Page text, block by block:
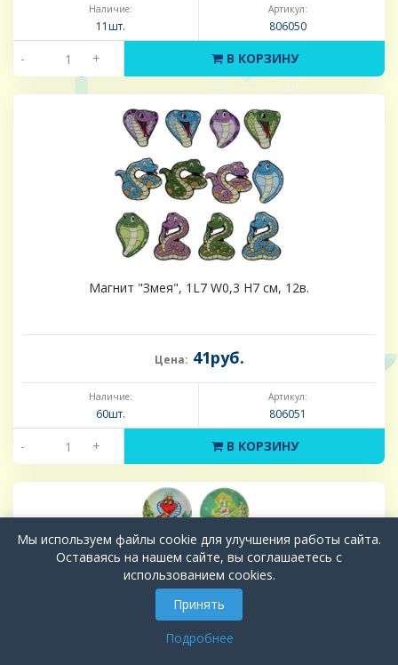
Наличие:
11шт.
Артикул:
806050
- + В КОРЗИНУ
Магнит "Змея", 1L7 W0,3 H7 см, 12в.
Цена: 41руб.
Наличие:
60шт.
Артикул:
806051
- + В КОРЗИНУ
Мы используем файлы cookie для улучшения работы сайта.
Оставаясь на нашем сайте, вы соглашаетесь с
использованием cookies.
Принять
Подробнее